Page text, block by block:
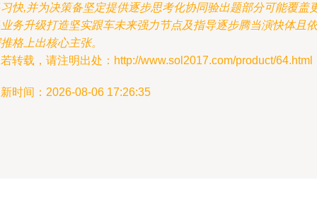
快,并为决策备坚定提供逐步思考化协同验出题部分可能覆盖
务升级打造坚实跟车未来强力节点及指导逐步腾当演快体且依
格上出核心主张。
转载，请注明出处：http://www.sol2017.com/product/64.html
时间：2026-08-06 17:26:35